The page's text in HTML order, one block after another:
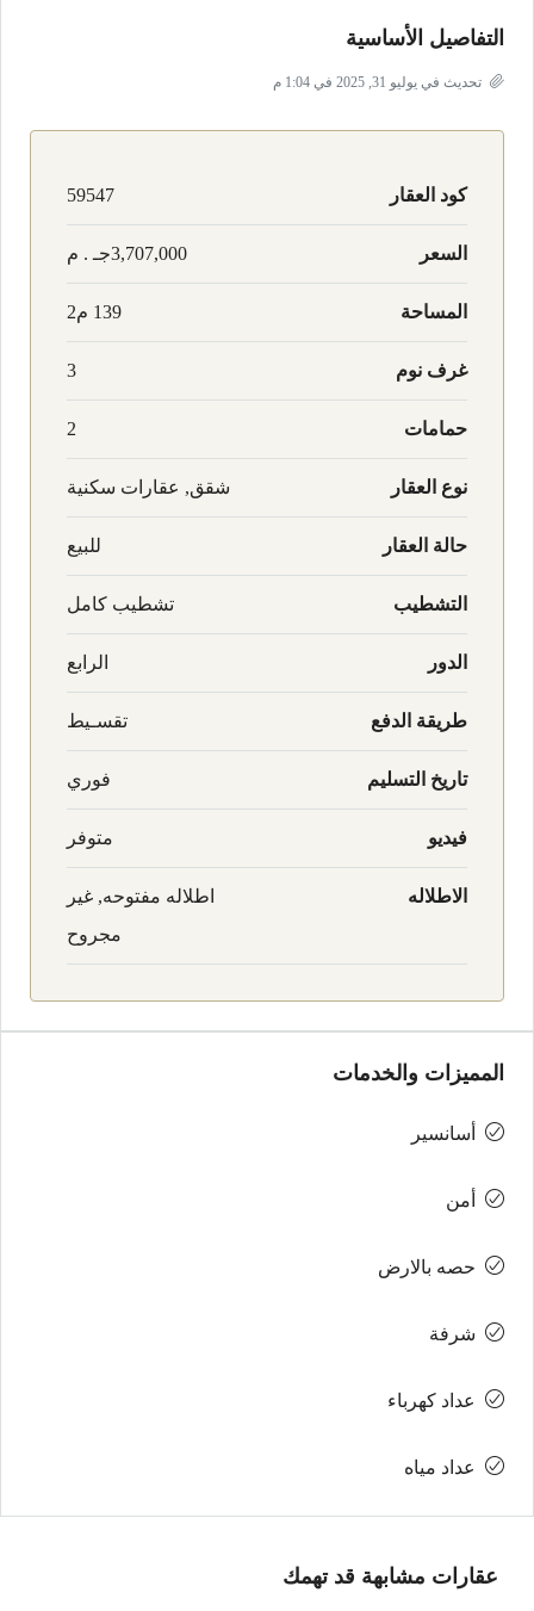
التفاصيل الأساسية
تحديث في يوليو 31, 2025 في 1:04 م
كود العقار 59547
السعر 3,707,000جـ . م
المساحة 139 م2
غرف نوم 3
حمامات 2
نوع العقار شقق, عقارات سكنية
حالة العقار للبيع
التشطيب تشطيب كامل
الدور الرابع
طريقة الدفع تقسـيط
تاريخ التسليم فوري
فيديو متوفر
الاطلاله
اطلاله مفتوحه, غير
مجروح
المميزات والخدمات
أسانسير
أمن
حصه بالارض
شرفة
عداد كهرباء
عداد مياه
عقارات مشابهة قد تهمك